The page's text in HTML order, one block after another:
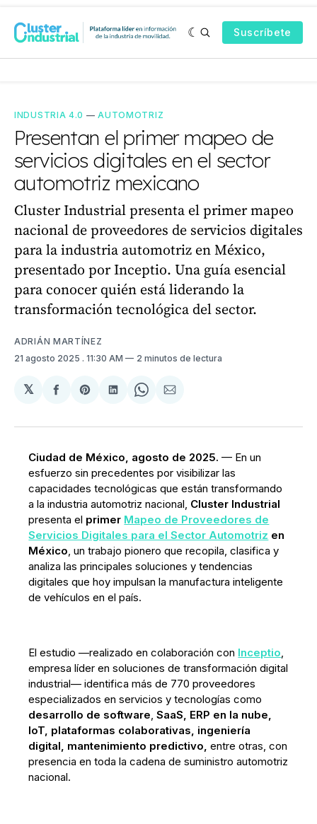
Suscríbete
INDUSTRIA 4.0 —AUTOMOTRIZ
Presentan el primer mapeo de
servicios digitales en el sector
automotriz mexicano
Cluster Industrial presenta el primer mapeo
nacional de proveedores de servicios digitales
para la industria automotriz en México,
presentado por Inceptio. Una guía esencial
para conocer quién está liderando la
transformación tecnológica del sector.
ADRIÁN MARTÍNEZ
21 agosto 2025 . 11:30 AM 2 minutos de lectura
𝕏
Compartir
Facebook
Share
Pinterest
Compartir
LinkedIn
Share
WhatsApp
Compartir
Email
Ciudad de México, agosto de 2025. — En un
esfuerzo sin precedentes por visibilizar las
capacidades tecnológicas que están transformando
a la industria automotriz nacional, Cluster Industrial
presenta el primer Mapeo de Proveedores de
Servicios Digitales para el Sector Automotriz en
México, un trabajo pionero que recopila, clasifica y
analiza las principales soluciones y tendencias
digitales que hoy impulsan la manufactura inteligente
de vehículos en el país.
El estudio —realizado en colaboración con Inceptio,
empresa líder en soluciones de transformación digital
industrial— identifica más de 770 proveedores
especializados en servicios y tecnologías como
desarrollo de software,SaaS, ERP en la nube,
IoT, plataformas colaborativas, ingeniería
digital, mantenimiento predictivo,entre otras, con
presencia en toda la cadena de suministro automotriz
nacional.